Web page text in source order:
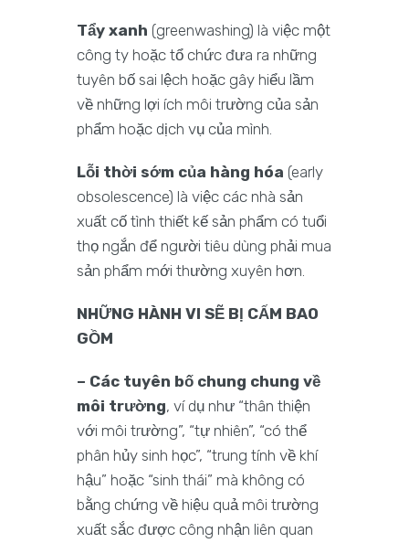
Tẩy xanh (greenwashing) là việc một
công ty hoặc tổ chức đưa ra những
tuyên bố sai lệch hoặc gây hiểu lầm
về những lợi ích môi trường của sản
phẩm hoặc dịch vụ của mình.
Lỗi thời sớm của hàng hóa (early
obsolescence) là việc các nhà sản
xuất cố tình thiết kế sản phẩm có tuổi
thọ ngắn để người tiêu dùng phải mua
sản phẩm mới thường xuyên hơn.
NHỮNG HÀNH VI SẼ BỊ CẤM BAO
GỒM
– Các tuyên bố chung chung về
môi trường, ví dụ như “thân thiện
với môi trường”, “tự nhiên”, “có thể
phân hủy sinh học”, “trung tính về khí
hậu” hoặc “sinh thái” mà không có
bằng chứng về hiệu quả môi trường
xuất sắc được công nhận liên quan